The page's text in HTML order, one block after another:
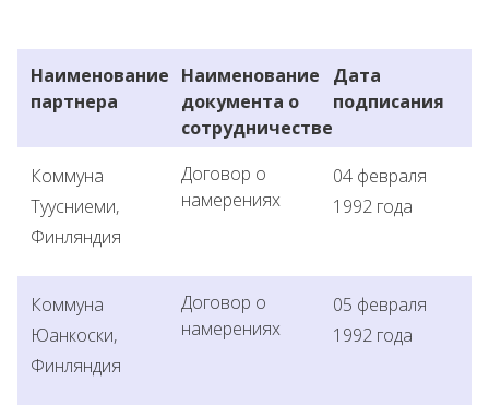
Наименование
партнера
Наименование
документа о
сотрудничестве
Дата
подписания
Коммуна
Туусниеми,
Финляндия
Договор о
намерениях
04 февраля
1992 года
Коммуна
Юанкоски,
Финляндия
Договор о
намерениях
05 февраля
1992 года